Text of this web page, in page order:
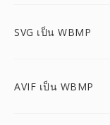
SVG เป็น WBMP
AVIF เป็น WBMP